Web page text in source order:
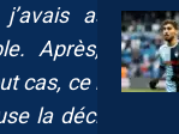
assez
Après, les
cas, ce n’est
la décision